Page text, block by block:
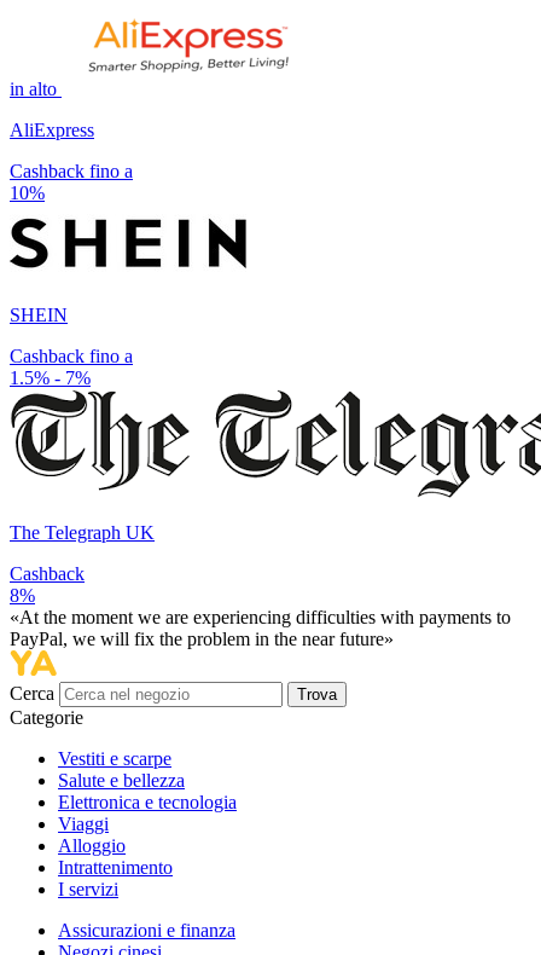
in alto
AliExpress
Cashback fino a
10%
SHEIN
Cashback fino a
1.5% - 7%
The Telegraph UK
Cashback
8%
«At the moment we are experiencing difficulties with payments to
PayPal, we will fix the problem in the near future»
Cerca Trova
Categorie
Vestiti e scarpe
Salute e bellezza
Elettronica e tecnologia
Viaggi
Alloggio
Intrattenimento
I servizi
Assicurazioni e finanza